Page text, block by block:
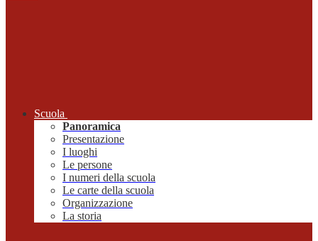
Scuola
Panoramica
Presentazione
I luoghi
Le persone
I numeri della scuola
Le carte della scuola
Organizzazione
La storia